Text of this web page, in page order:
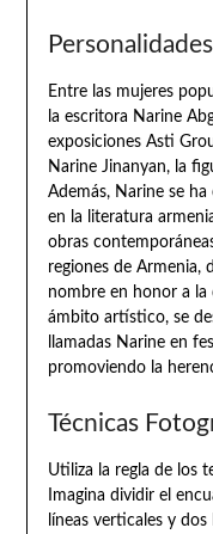
Entre las mujeres
la escritora Narine
exposiciones Asti
Narine Jinanyan, la
Además, Narine se
en la literatura
obras
regiones de Armenia,
nombre en honor a la
ámbito artístico, se
llamadas Narine en
promoviendo la
Técnicas
Utiliza la regla de los
Imagina dividir el
líneas verticales y